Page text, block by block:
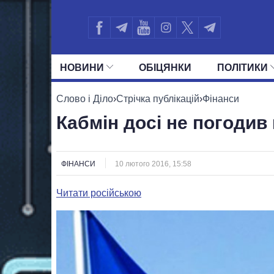
НОВИНИ ОБIЦЯНКИ ПОЛIТИКИ
УСІ ПОЛІТИКИ ПРЕЗИДЕНТ І ОФІС
Слово і Діло›Стрічка публікацій›Фінанси
Кабмін досі не
ФІНАНСИ 10 лютого 2016, 15:58
Читати російською